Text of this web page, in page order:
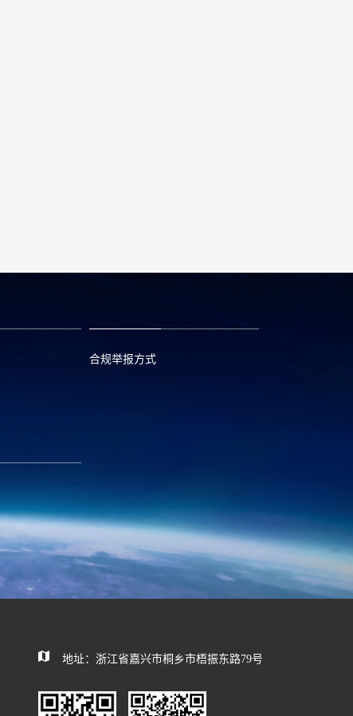
合规举报方式
地址：浙江省嘉兴市桐乡市梧振东路79号